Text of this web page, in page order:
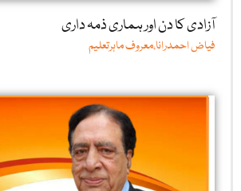
آزادی کا دن اور ہماری ذمہ داری
فیاض احمدرانا،معروف ماہرتعلیم